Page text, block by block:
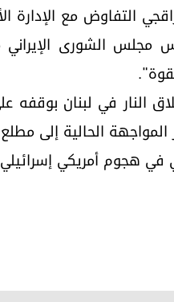
التفاوض مع الإدارة
الشورى الإيراني
في لبنان بوقفه
الحالية إلى
في هجوم أمريكي